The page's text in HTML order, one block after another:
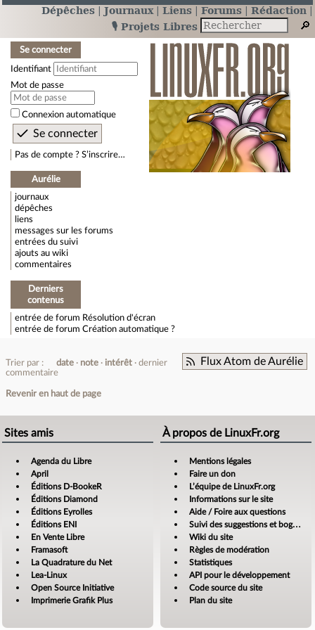
Dépêches Journaux Liens Forums
Rédaction
🎙️ Projets Libres
Se connecter
Identifiant
Mot de passe
Connexion automatique
Pas de compte ? S’inscrire…
Aurélie
journaux
dépêches
liens
messages sur les forums
entrées du suivi
ajouts au wiki
commentaires
Derniers
contenus
entrée de forum Résolution d'écran
entrée de forum Création automatique ?
Flux Atom de Aurélie
Trier par : date note intérêt
dernier
commentaire
Revenir en haut de page
Sites amis
Agenda du Libre
April
Éditions D-BookeR
Éditions Diamond
Éditions Eyrolles
Éditions ENI
En Vente Libre
Framasoft
La Quadrature du Net
Lea-Linux
Open Source Initiative
Imprimerie Grafik Plus
À propos de LinuxFr.org
Mentions légales
Faire un don
L’équipe de LinuxFr.org
Informations sur le site
Aide / Foire aux questions
Suivi des suggestions et bogues
Wiki du site
Règles de modération
Statistiques
API pour le développement
Code source du site
Plan du site